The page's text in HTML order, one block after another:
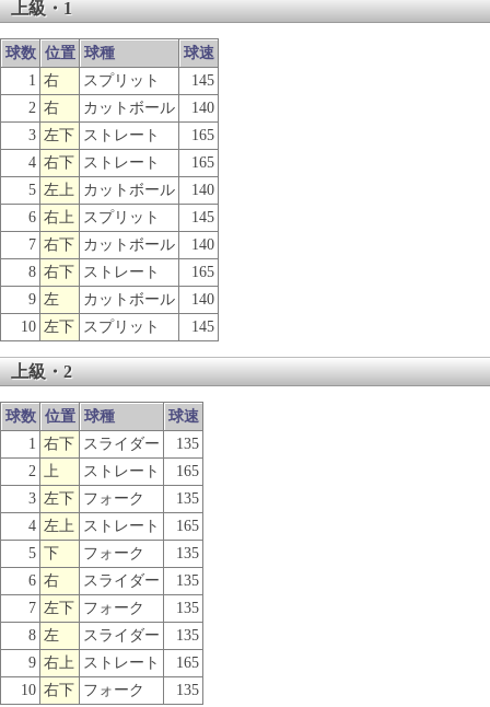
上級・1
球数 位置 球種
球速
1
右 スプリット
145
2 右 カットボール
140
3 左下 ストレート
165
4 右下 ストレート
165
5 左上 カットボール
140
6 右上 スプリット
145
7 右下 カットボール
140
8 右下 ストレート
165
9 左 カットボール
140
10 左下 スプリット 145
上級・2
球数 位置 球種
球速
1
右下 スライダー
135
2
上 ストレート
165
3 左下 フォーク
135
4 左上 ストレート
165
5 下 フォーク
135
6 右 スライダー
135
7 左下 フォーク
135
8 左 スライダー
135
9 右上 ストレート
165
10 右下 フォーク 135